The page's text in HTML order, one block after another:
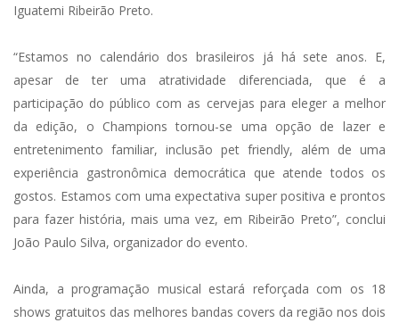
Iguatemi Ribeirão Preto.
“Estamos no calendário dos brasileiros já há sete anos. E,
apesar de ter uma atratividade diferenciada, que é a
participação do público com as cervejas para eleger a melhor
da edição, o Champions tornou-se uma opção de lazer e
entretenimento familiar, inclusão pet friendly, além de uma
experiência gastronômica democrática que atende todos os
gostos. Estamos com uma expectativa super positiva e prontos
para fazer história, mais uma vez, em Ribeirão Preto”, conclui
João Paulo Silva, organizador do evento.
Ainda, a programação musical estará reforçada com os 18
shows gratuitos das melhores bandas covers da região nos dois